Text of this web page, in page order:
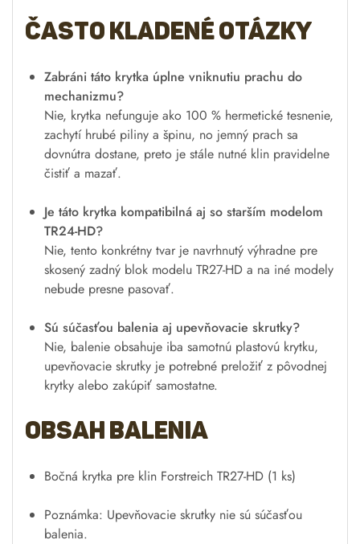
Často kladené otázky
Zabráni táto krytka úplne vniknutiu prachu do
mechanizmu?
Nie, krytka nefunguje ako 100 % hermetické tesnenie,
zachytí hrubé piliny a špinu, no jemný prach sa
dovnútra dostane, preto je stále nutné klin pravidelne
čistiť a mazať.
Je táto krytka kompatibilná aj so starším modelom
TR24-HD?
Nie, tento konkrétny tvar je navrhnutý výhradne pre
skosený zadný blok modelu TR27-HD a na iné modely
nebude presne pasovať.
Sú súčasťou balenia aj upevňovacie skrutky?
Nie, balenie obsahuje iba samotnú plastovú krytku,
upevňovacie skrutky je potrebné preložiť z pôvodnej
krytky alebo zakúpiť samostatne.
Obsah balenia
Bočná krytka pre klin Forstreich TR27-HD (1 ks)
Poznámka: Upevňovacie skrutky nie sú súčasťou
balenia.